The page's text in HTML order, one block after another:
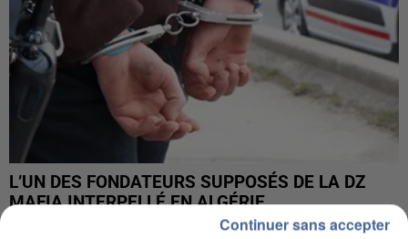
L’UN DES FONDATEURS SUPPOSÉS DE LA DZ
MAFIA INTERPELLÉ EN ALGÉRIE
Continuer sans accepter